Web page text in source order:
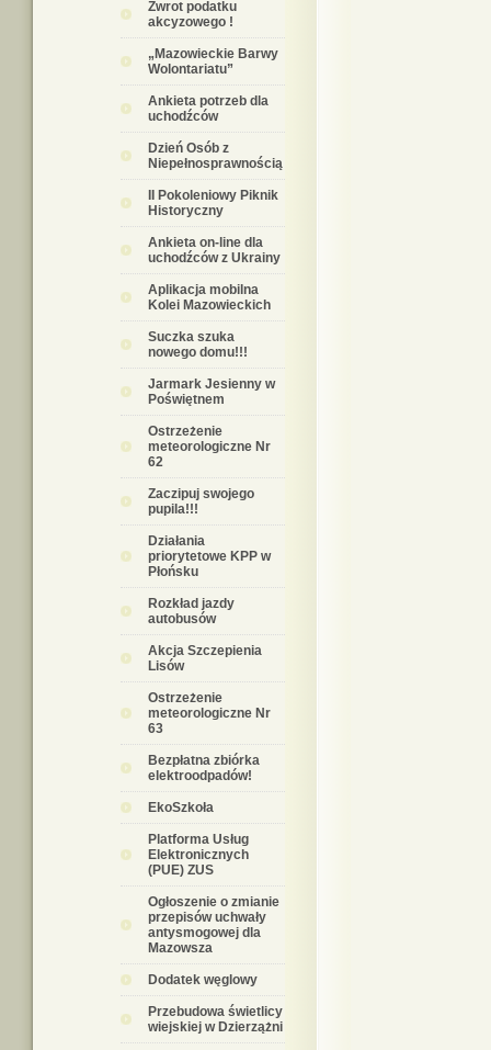
Zwrot podatku
akcyzowego !
„Mazowieckie Barwy
Wolontariatu”
Ankieta potrzeb dla
uchodźców
Dzień Osób z
Niepełnosprawnością
II Pokoleniowy Piknik
Historyczny
Ankieta on-line dla
uchodźców z Ukrainy
Aplikacja mobilna
Kolei Mazowieckich
Suczka szuka
nowego domu!!!
Jarmark Jesienny w
Poświętnem
Ostrzeżenie
meteorologiczne Nr
62
Zaczipuj swojego
pupila!!!
Działania
priorytetowe KPP w
Płońsku
Rozkład jazdy
autobusów
Akcja Szczepienia
Lisów
Ostrzeżenie
meteorologiczne Nr
63
Bezpłatna zbiórka
elektroodpadów!
EkoSzkoła
Platforma Usług
Elektronicznych
(PUE) ZUS
Ogłoszenie o zmianie
przepisów uchwały
antysmogowej dla
Mazowsza
Dodatek węglowy
Przebudowa świetlicy
wiejskiej w Dzierzążni